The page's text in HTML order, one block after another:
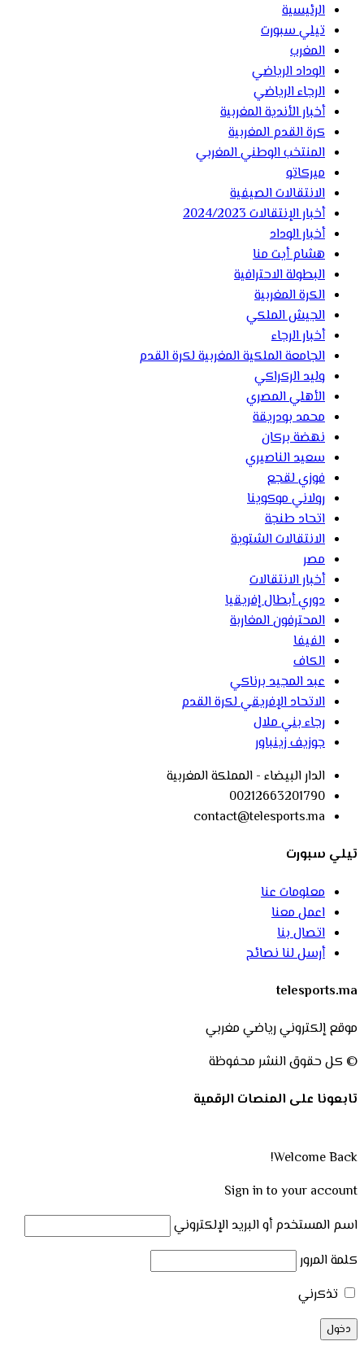
الرئيسية
تيلي سبورت
المغرب
الوداد الرياضي
الرجاء الرياضي
أخبار الأندية المغربية
كرة القدم المغربية
المنتخب الوطني المغربي
ميركاتو
الانتقالات الصيفية
أخبار الإنتقالات 2024/2023
أخبار الوداد
هشام أيت منا
البطولة الاحترافية
الكرة المغربية
الجيش الملكي
أخبار الرجاء
الجامعة الملكية المغربية لكرة القدم
وليد الركراكي
الأهلي المصري
محمد بودريقة
نهضة بركان
سعيد الناصيري
فوزي لقجع
رولاني موكوينا
اتحاد طنجة
الانتقالات الشتوية
مصر
أخبار الانتقالات
دوري أبطال إفريقيا
المحترفون المغاربة
الفيفا
الكاف
عبد المجيد برناكي
الاتحاد الإفريقي لكرة القدم
رجاء بني ملال
جوزيف زينباور
الدار البيضاء - المملكة المغربية
00212663201790
contact@telesports.ma
تيلي سبورت
معلومات عنا
اعمل معنا
اتصال بنا
أرسل لنا نصائح
telesports.ma
موقع إلكتروني رياضي مغربي
© كل حقوق النشر محفوظة
تابعونا على المنصات الرقمية
Welcome Back!
Sign in to your account
اسم المستخدم أو البريد الإلكتروني
كلمة المرور
تذكرني